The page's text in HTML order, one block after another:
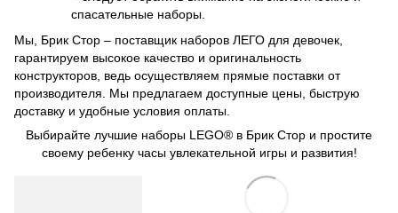
спасательные наборы.
Мы, Брик Стор – поставщик наборов ЛЕГО для девочек,
гарантируем высокое качество и оригинальность
конструкторов, ведь осуществляем прямые поставки от
производителя. Мы предлагаем доступные цены, быструю
доставку и удобные условия оплаты.
Выбирайте лучшие наборы LEGO® в Брик Стор и простите
своему ребенку часы увлекательной игры и развития!